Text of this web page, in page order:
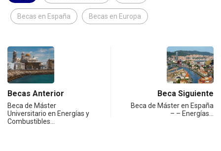
Becas en España Becas en Europa
Becas Anterior
Beca de Máster
Universitario en Energías y
Combustibles…
Beca Siguiente
Beca de Máster en España
– – Energías…